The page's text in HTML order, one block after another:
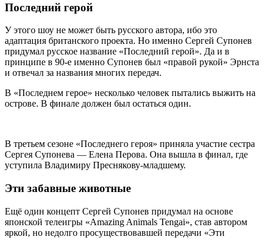
Последний герой
У этого шоу не может быть русского автора, ибо это
адаптация британского проекта. Но именно Сергей Супонев
придумал русское название «Последний герой». Да и в
принципе в 90-е именно Супонев был «правой рукой» Эрнста
и отвечал за названия многих передач.
В «Последнем герое» несколько человек пытались выжить на
острове. В финале должен был остаться один.
В третьем сезоне «Последнего героя» приняла участие сестра
Сергея Супонева — Елена Перова. Она вышла в финал, где
уступила Владимиру Преснякову-младшему.
Эти забавные животные
Ещё один концепт Сергей Супонев придумал на основе
японской телеигры «Amazing Animals Tengai», став автором
яркой, но недолго просуществовавшей передачи «Эти